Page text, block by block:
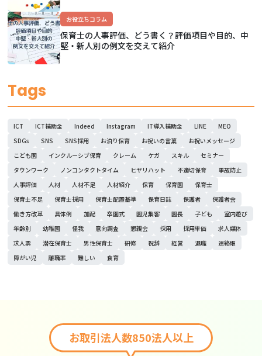
お役立ちコラム
保育士の人事評価、どう書く？評価項目や目的、中
堅・新人別の例文を交えて紹介
Tags
ICT ICT補助金 Indeed Instagram IT導入補助金 LINE
MEO
SDGs
SNS SNS採用 お泊り保育 お祝いの言葉
お祝いメッセージ
こども園
インクルーシブ保育 クレーム ケガ スキル
セミナー
タウンワーク
ノンコンタクトタイム ヒヤリハット 不適切保育
事故防止
人事評価
人材 人材不足 人材紹介 保育 保育園
保育士
保育士不足
保育士採用 保育士配置基準 保育日誌 保護者
保護者会
働き方改革
具体例 加配 卒園式 園児集客 園長 子ども
室内遊び
年齢別
幼稚園 怪我 意向調査 懇親会 採用 採用単価
求人媒体
求人票
潜在保育士 男性保育士 研修 祝辞 経営 退職
連絡帳
障がい児
離職率 難しい 食育
お取引法人数850法人以上